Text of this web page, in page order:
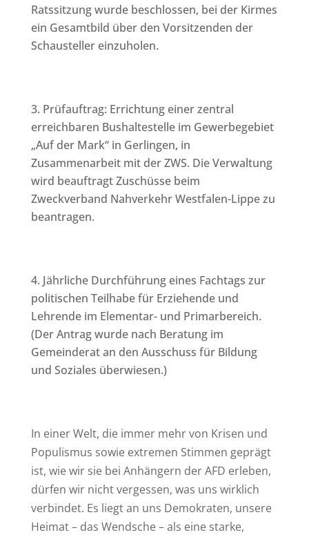
Ratssitzung wurde beschlossen, bei der Kirmes
ein Gesamtbild über den Vorsitzenden der
Schausteller einzuholen.
Prüfauftrag: Errichtung einer zentral
erreichbaren Bushaltestelle im Gewerbegebiet
„Auf der Mark“ in Gerlingen, in
Zusammenarbeit mit der ZWS. Die Verwaltung
wird beauftragt Zuschüsse beim
Zweckverband Nahverkehr Westfalen-Lippe zu
beantragen.
Jährliche Durchführung eines Fachtags zur
politischen Teilhabe für Erziehende und
Lehrende im Elementar- und Primarbereich.
(Der Antrag wurde nach Beratung im
Gemeinderat an den Ausschuss für Bildung
und Soziales überwiesen.)
In einer Welt, die immer mehr von Krisen und
Populismus sowie extremen Stimmen geprägt
ist, wie wir sie bei Anhängern der AFD erleben,
dürfen wir nicht vergessen, was uns wirklich
verbindet. Es liegt an uns Demokraten, unsere
Heimat – das Wendsche – als eine starke,